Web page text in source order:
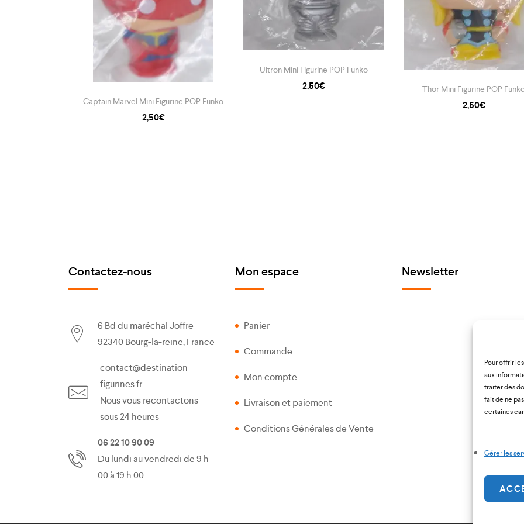
Pour offrir
aux
traiter des
fait de ne
certaines
Gérer les
Captain Marvel Mini Figurine POP Funko
2,50€
Ultron Mini Figurine POP Funko
2,50€ Thor Mini Figurine POP
2,50€
Contactez-nous
6 Bd du maréchal Joffre
92340 Bourg-la-reine, France
contact@destination-
figurines.fr
Nous vous recontactons
sous 24 heures
06 22 10 90 09
Du lundi au vendredi de 9 h
00 à 19 h 00
Mon espace
Panier
Commande
Mon compte
Livraison et paiement
Conditions Générales de Vente
Newsletter